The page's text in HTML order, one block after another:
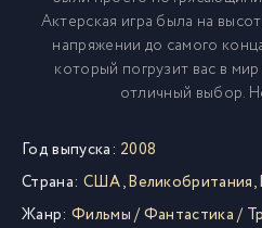
Актерская игра была на
напряжении до самого
который погрузит вас в
отличный выбор.
Год выпуска: 2008
Страна: США,Великобритания,
Жанр: Фильмы/Фантастика/